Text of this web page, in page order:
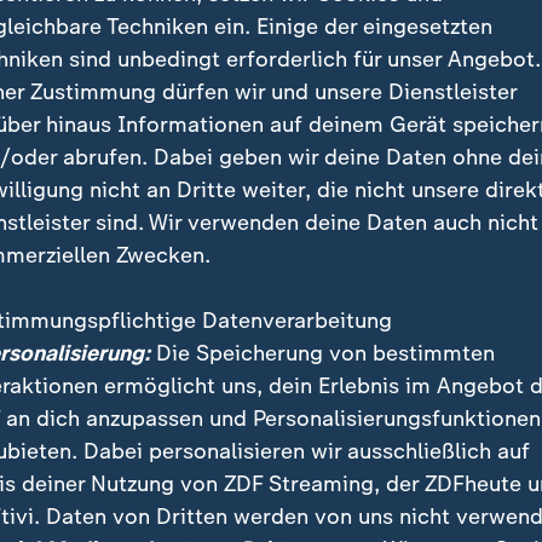
Kein Blankoscheck für die
bezog zwar klar Stellung gegen die AfD: "Wir
damit die AfD nicht an die Schalthebel der Macht
keinen Blankoscheck dieser CDU ausstellen,
eine Zusammenarbeit liege vor allem bei der CDU
gegenüber der Linkspartei gefasst habe.
nicht darum, der CDU zu Mehrheiten zu
auf gemeinsame politische Inhalte.
Techniken ein. Einige der eingesetzten
sind unbedingt erforderlich für unser
Zustimmung dürfen wir und unsere Dienstleister
hinaus Informationen auf deinem Gerät
oder abrufen. Dabei geben wir deine Daten ohne
nicht an Dritte weiter, die nicht unsere
sind. Wir verwenden deine Daten auch nicht
Zwecken.
Datenverarbeitung
Die Speicherung von bestimmten
ermöglicht uns, dein Erlebnis im Angebot
an dich anzupassen und Personalisierungsfunktionen
Dabei personalisieren wir ausschließlich auf
deiner Nutzung von ZDF Streaming, der ZDFheute
Daten von Dritten werden von uns nicht